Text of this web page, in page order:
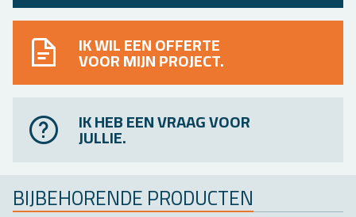
IK WIL EEN OFFERTE
VOOR MIJN PROJECT.
IK HEB EEN VRAAG VOOR
JULLIE.
BIJ­BE­HO­REN­DE PRO­DUC­TEN